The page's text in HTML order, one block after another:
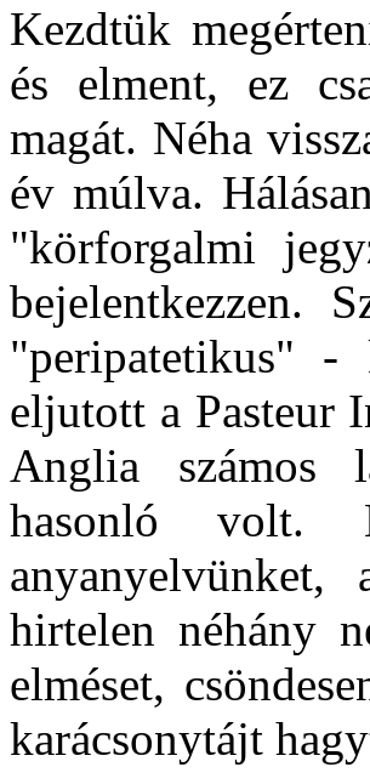
Kezdtük
és elment, ez
magát. Néha
év múlva.
"körforgalmi
bejelentkezzen.
"peripatetikus" -
eljutott a Pasteur
Anglia számos
hasonló volt.
hirtelen néhány
elméset,
karácsonytájt